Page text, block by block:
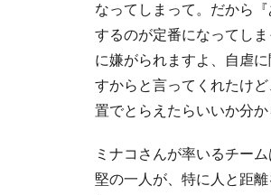
なってしまって。だから
するのが定番になってし
に嫌がられますよ、自虐
すからと言ってくれたけ
置でとらえたらいいか分
ミナコさんが率いるチー
堅の一人が、特に人と距